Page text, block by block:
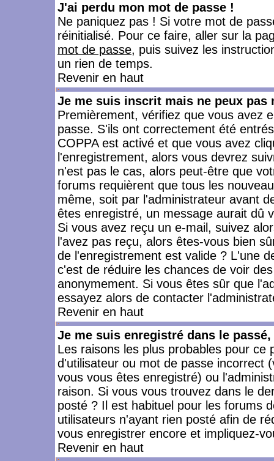
J'ai perdu mon mot de passe !
Ne paniquez pas ! Si votre mot de
réinitialisé. Pour ce faire, aller sur la
mot de passe, puis suivez les
un rien de temps.
Revenir en haut
Je me suis inscrit mais ne peux pas
Premièrement, vérifiez que vous avez
passe. S'ils ont correctement été
COPPA est activé et que vous avez
l'enregistrement, alors vous devrez
n'est pas le cas, alors peut-être que
forums requièrent que tous les
même, soit par l'administrateur avant
êtes enregistré, un message aurait dû
Si vous avez reçu un e-mail, suivez
l'avez pas reçu, alors êtes-vous bien
de l'enregistrement est valide ? L'une
c'est de réduire les chances de voir
anonymement. Si vous êtes sûr que
essayez alors de contacter
Revenir en haut
Je me suis enregistré dans le
Les raisons les plus probables pour
d'utilisateur ou mot de passe incorrect
vous vous êtes enregistré) ou
raison. Si vous vous trouvez dans le
posté ? Il est habituel pour les forums
utilisateurs n'ayant rien posté afin de
vous enregistrer encore et impliquez-
Revenir en haut